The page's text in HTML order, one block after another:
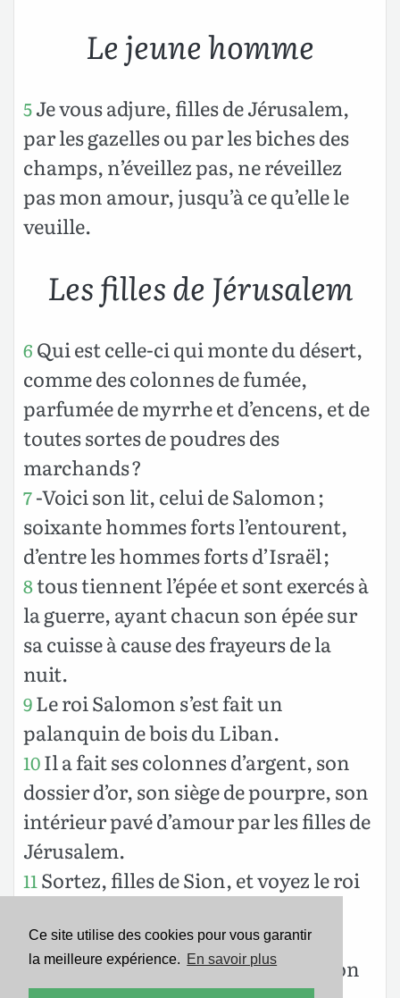
Ce site utilise des cookies pour vous garantir
la meilleure expérience. En savoir plus
Le jeune homme
5Je vous adjure, filles de Jérusalem,
par les gazelles ou par les biches des
champs, n’éveillez pas, ne réveillez
pas mon amour, jusqu’à ce qu’elle le
veuille.
Les filles de Jérusalem
6 Qui est celle-ci qui monte du désert,
comme des colonnes de fumée,
parfumée de myrrhe et d’encens, et de
toutes sortes de poudres des
marchands ?
7-Voici son lit, celui de Salomon ;
soixante hommes forts l’entourent,
d’entre les hommes forts d’Israël ;
8tous tiennent l’épée et sont exercés à
la guerre, ayant chacun son épée sur
sa cuisse à cause des frayeurs de la
nuit.
9Le roi Salomon s’est fait un
palanquin de bois du Liban.
10Il a fait ses colonnes d’argent, son
dossier d’or, son siège de pourpre, son
intérieur pavé d’amour par les filles de
Jérusalem.
11 Sortez, filles de Sion, et voyez le roi
mère l’a couronné au jour de ses
fiançailles, et au jour de la joie de son